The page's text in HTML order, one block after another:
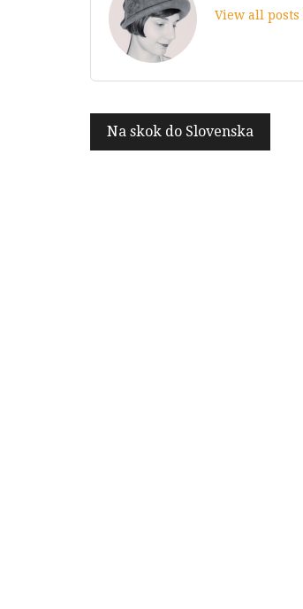
View all posts
Navigace
pro
Na skok do Slovenska